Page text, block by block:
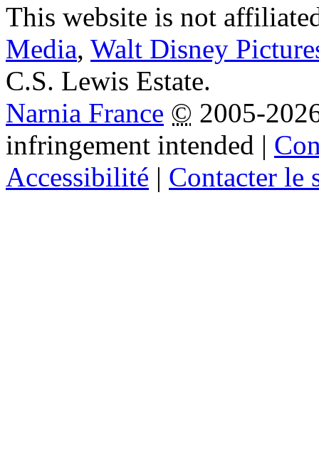
This website is not
Media, Walt Disney
C.S. Lewis Estate.
Narnia France © 2005-
infringement intended |
Accessibilité | Contacter le